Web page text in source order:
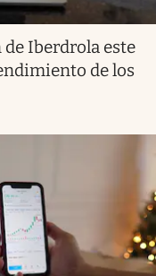
Iberdrola este
de los